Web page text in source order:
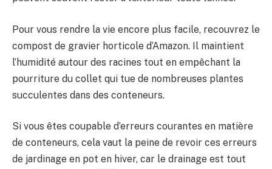
Pour vous rendre la vie encore plus facile, recouvrez le
compost de gravier horticole d’Amazon. Il maintient
l’humidité autour des racines tout en empêchant la
pourriture du collet qui tue de nombreuses plantes
succulentes dans des conteneurs.
Si vous êtes coupable d’erreurs courantes en matière
de conteneurs, cela vaut la peine de revoir ces erreurs
de jardinage en pot en hiver, car le drainage est tout